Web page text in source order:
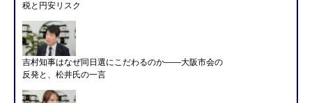
税と円安リスク
吉村知事はなぜ同日選にこだわるのか――大阪市会の
反発と、松井氏の一言